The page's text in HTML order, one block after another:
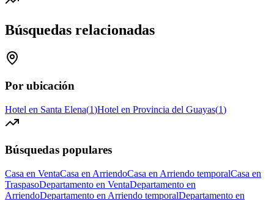
Búsquedas relacionadas
Por ubicación
Hotel en Santa Elena(1)Hotel en Provincia del Guayas(1)
Búsquedas populares
Casa en VentaCasa en ArriendoCasa en Arriendo temporalCasa en
TraspasoDepartamento en VentaDepartamento en
ArriendoDepartamento en Arriendo temporalDepartamento en